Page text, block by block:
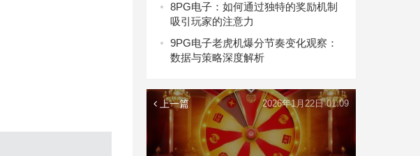
8PG电子：如何通过独特的奖励机制
吸引玩家的注意力
9PG电子老虎机爆分节奏变化观察：
数据与策略深度解析
上一篇 2026年1月22日 01:09